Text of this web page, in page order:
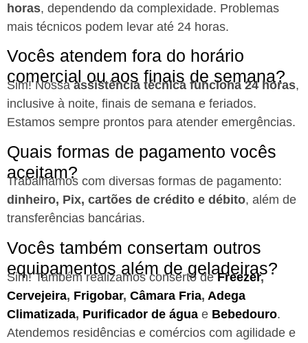
horas, dependendo da complexidade. Problemas
mais técnicos podem levar até 24 horas.
Vocês atendem fora do horário
comercial ou aos finais de semana?
Sim! Nossaassistência técnica funciona 24 horas,
inclusive à noite, finais de semana e feriados.
Estamos sempre prontos para atender emergências.
Quais formas de pagamento vocês
aceitam?
Trabalhamos com diversas formas de pagamento:
dinheiro, Pix, cartões de crédito e débito, além de
transferências bancárias.
Vocês também consertam outros
equipamentos além de geladeiras?
Sim! Também realizamos conserto deFreezer,
Cervejeira, Frigobar, Câmara Fria, Adega
Climatizada, Purificador de água e Bebedouro.
Atendemos residências e comércios com agilidade e